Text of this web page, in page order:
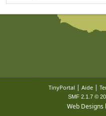
TinyPortal | Aide|
SMF 2.1.7 ©
Web Designs